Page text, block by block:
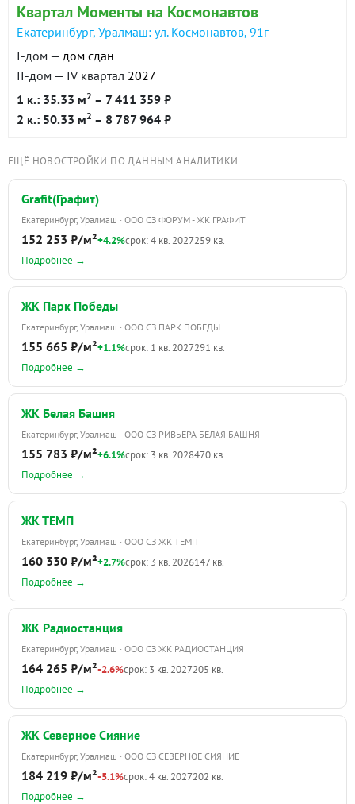
Квартал Моменты на Космонавтов
Екатеринбург, Уралмаш: ул. Космонавтов, 91г
I-дом — дом сдан
II-дом — IV квартал 2027
1 к.: 35.33 м2 – 7 411 359 ₽
2 к.: 50.33 м2 – 8 787 964 ₽
ЕЩЁ НОВОСТРОЙКИ ПО ДАННЫМ АНАЛИТИКИ
Grafit(Графит)
Екатеринбург, Уралмаш · ООО СЗ ФОРУМ - ЖК ГРАФИТ
152 253 ₽/м²+4.2%срок: 4 кв. 2027259 кв.
Подробнее →
ЖК Парк Победы
Екатеринбург, Уралмаш · ООО СЗ ПАРК ПОБЕДЫ
155 665 ₽/м²+1.1%срок: 1 кв. 2027291 кв.
Подробнее →
ЖК Белая Башня
Екатеринбург, Уралмаш · ООО СЗ РИВЬЕРА БЕЛАЯ БАШНЯ
155 783 ₽/м²+6.1%срок: 3 кв. 2028470 кв.
Подробнее →
ЖК ТЕМП
Екатеринбург, Уралмаш · ООО СЗ ЖК ТЕМП
160 330 ₽/м²+2.7%срок: 3 кв. 2026147 кв.
Подробнее →
ЖК Радиостанция
Екатеринбург, Уралмаш · ООО СЗ ЖК РАДИОСТАНЦИЯ
164 265 ₽/м²-2.6%срок: 3 кв. 2027205 кв.
Подробнее →
ЖК Северное Сияние
Екатеринбург, Уралмаш · ООО СЗ СЕВЕРНОЕ СИЯНИЕ
184 219 ₽/м²-5.1%срок: 4 кв. 2027202 кв.
Подробнее →